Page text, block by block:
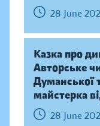
28 June
Казка про
Авторське
Думанської
майстерка
28 June